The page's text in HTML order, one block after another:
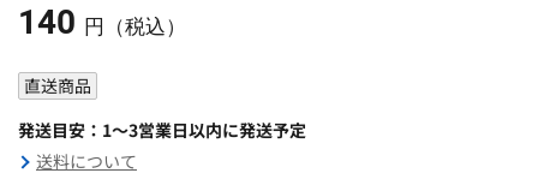
140 円（税込）
直送商品
発送目安：1～3営業日以内に発送予定
送料について